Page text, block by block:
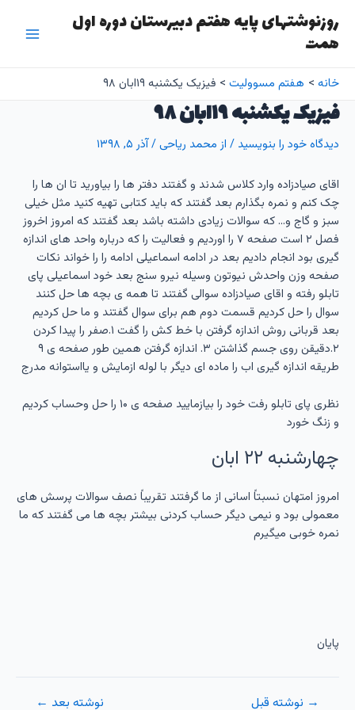
محتوا
روزنوشتهای پایه هفتم دبیرستان دوره اول
همت
خانه هفتم مسوولیت فیزیک یکشنبه ۱۹ابان ۹۸
فیزیک یکشنبه ۱۹ابان ۹۸
دیدگاه‌ خود را بنویسید / از محمد ریاحی/آذر ۵, ۱۳۹۸
اقای صیادزاده وارد کلاس شدند و گفتند دفتر ها را بیاورید تا ان ها را
چک کنم و نمره بگذارم بعد گفتند که باید کتابی تهیه کنید مثل خیلی
سبز و گاج و… که سوالات زیادی داشته باشد بعد گفتند که امروز اخروز
فصل ۲ است صفحه ۷ را اوردیم و فعالیت را که درباره واحد های اندازه
گیری بود انجام دادیم بعد در ادامه اسماعیلی ادامه را را خواند نکات
صفحه وزن واحدش نیوتون وسیله نیرو سنج بعد خود اسماعیلی پای
تابلو رفته و اقای صیادزاده سوالی گفتند تا همه ی بچه ها حل کنند
سوال را حل کردیم قسمت دوم هم برای سوال گفتند و ما حل کردیم
بعد قربانی روش اندازه گرفتن با خط کش را گفت ۱.صفر را پیدا کردن
۲.دقیقن روی جسم گذاشتن ۳. اندازه گرفتن همین طور صفحه ی ۹
طریقه اندازه گیری اب را ماده ای دیگر با لوله ازمایش و یااستوانه مدرج
نظری پای تابلو رفت خود را بیازمایید صفحه ی ۱۰ را حل وحساب کردیم
و زنگ خورد
چهارشنبه ۲۲ ابان
امروز امتهان نسبتاً اسانی از ما گرفتند تقریباً نصف سوالات پرسش های
معمولی بود و نیمی دیگر حساب کردنی بیشتر بچه ها می گفتند که ما
نمره خوبی میگیرم
پایان
راهبری
→ نوشته قبل نوشته بعد ←